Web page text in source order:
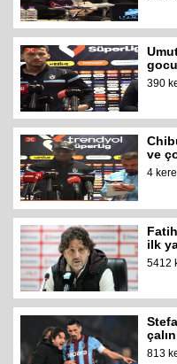
390
ve
4
ilk
5412
813